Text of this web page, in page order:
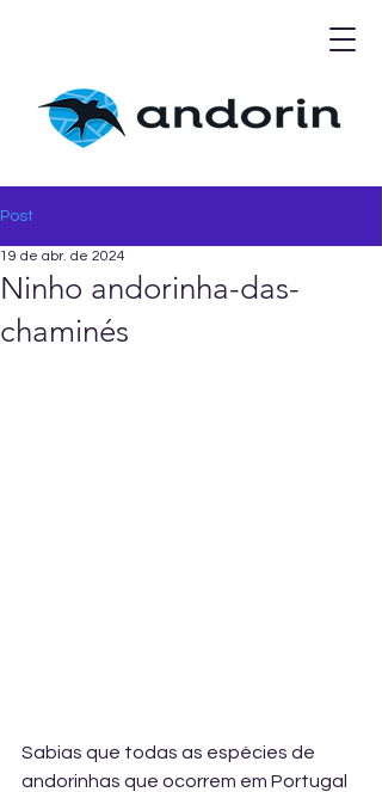
Post
Ninho andorinha-das-
chaminés
19 de abr. de 2024
Sabias que todas as espécies de
andorinhas que ocorrem em Portugal